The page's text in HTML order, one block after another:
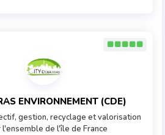
ENVIRONNEMENT (CDE)
gestion, recyclage et valorisation
de l'île de France